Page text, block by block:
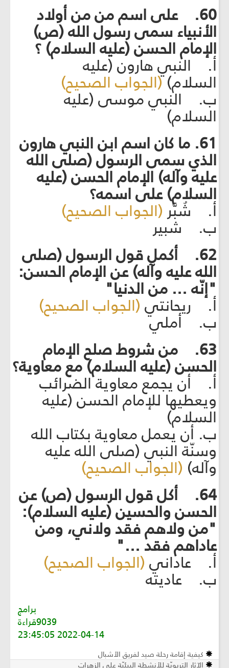
60. على اسم من من أولاد
الأنبياء سمى رسول الله (ص)
الإمام الحسن (عليه السلام) ؟
أ. النبي هارون (عليه
السلام)(الجواب الصحيح)
ب. النبي موسى (عليه
السلام)
61. ما كان اسم ابن النبي هارون
الذي سمى الرسول (صلى الله
عليه وآله) الإمام الحسن (عليه
السلام) على اسمه؟
أ. شُبَّر (الجواب الصحيح)
ب. شبير
62. أكمل قول الرسول (صلى
الله عليه وآله) عن الإمام الحسن:
"إنّه ... من الدنيا"
أ. ريحانتي (الجواب الصحيح)
ب. أملي
63. من شروط صلح الإمام
الحسن (عليه السلام) مع معاوية؟
أ. أن يجمع معاوية الضرائب
ويعطيها للإمام الحسن (عليه
السلام)
ب. أن يعمل معاوية بكتاب الله
وسنّة النبي (صلى الله عليه
وآله) (الجواب الصحيح)
64. أكل قول الرسول (ص) عن
الحسن والحسين (عليه السلام):
"من ولاهم فقد ولاني، ومن
عاداهم فقد ..."
أ. عاداني (الجواب الصحيح)
ب. عاديته
برامج
9039قراءة
2022-04-14 23:45:05
كيفية إقامة رحلة صيد لفريق الأشبال
الآثار التربويّة للأنشطة البيئيّة على الزهرات